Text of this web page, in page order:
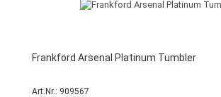
Frankford Arsenal Platinum Tumbler
Art.Nr.: 909567